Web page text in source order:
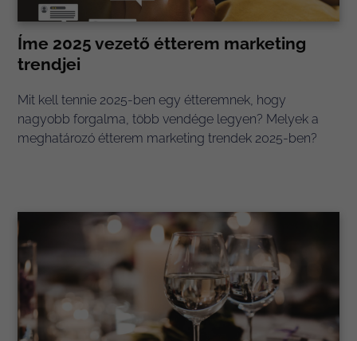
Íme 2025 vezető étterem marketing
trendjei
Mit kell tennie 2025-ben egy étteremnek, hogy
nagyobb forgalma, több vendége legyen? Melyek a
meghatározó étterem marketing trendek 2025-ben?